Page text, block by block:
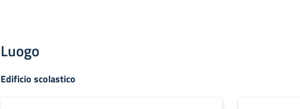
Luogo
Edificio scolastico